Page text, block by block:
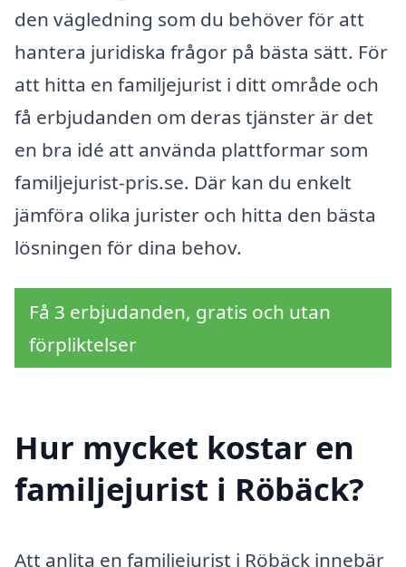
den vägledning som du behöver för att
hantera juridiska frågor på bästa sätt. För
att hitta en familjejurist i ditt område och
få erbjudanden om deras tjänster är det
en bra idé att använda plattformar som
familjejurist-pris.se. Där kan du enkelt
jämföra olika jurister och hitta den bästa
lösningen för dina behov.
Få 3 erbjudanden, gratis och utan
förpliktelser
Hur mycket kostar en
familjejurist i Röbäck?
Att anlita en familjejurist i Röbäck innebär